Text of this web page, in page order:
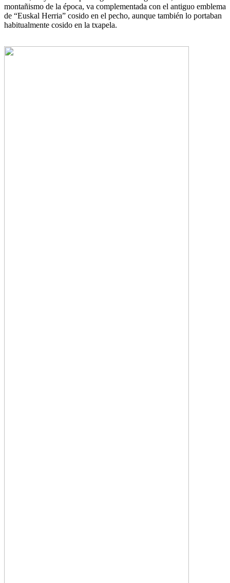
montañismo de la época, va complementada con el antiguo emblema
de “Euskal Herria” cosido en el pecho, aunque también lo portaban
habitualmente cosido en la txapela.